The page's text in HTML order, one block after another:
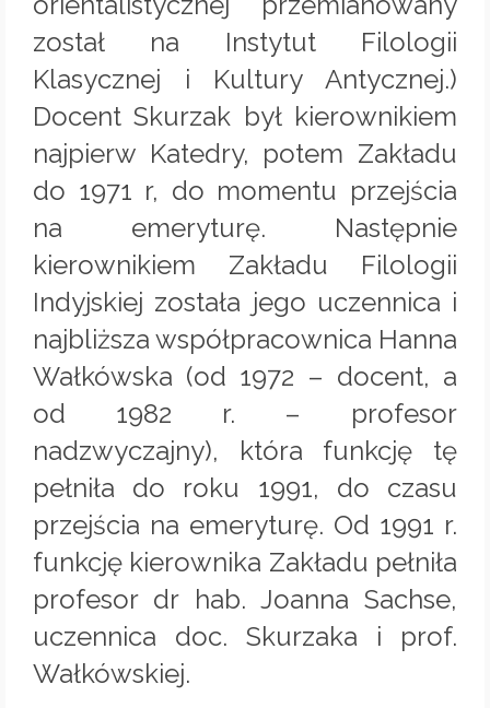
został na Instytut Filologii
Klasycznej i Kultury Antycznej.)
Docent Skurzak był kierownikiem
najpierw Katedry, potem Zakładu
do 1971 r, do momentu przejścia
na emeryturę. Następnie
kierownikiem Zakładu Filologii
Indyjskiej została jego uczennica i
najbliższa współpracownica Hanna
Wałkówska (od 1972 – docent, a
od 1982 r. – profesor
nadzwyczajny), która funkcję tę
pełniła do roku 1991, do czasu
przejścia na emeryturę. Od 1991 r.
funkcję kierownika Zakładu pełniła
profesor dr hab. Joanna Sachse,
uczennica doc. Skurzaka i prof.
Wałkówskiej.